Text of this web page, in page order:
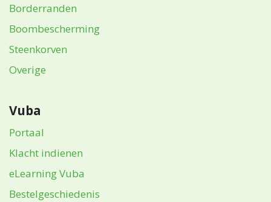
Borderranden
Boombescherming
Steenkorven
Overige
Vuba
Portaal
Klacht indienen
eLearning Vuba
Bestelgeschiedenis